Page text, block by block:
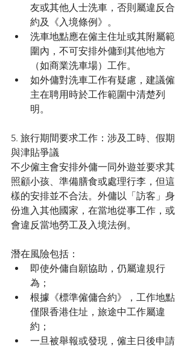
友或其他人士洗車，否則屬違反合
約及《入境條例》。
洗車地點應在僱主住址或其附屬範
圍內，不可安排外傭到其他地方
（如商業洗車場）工作。
如外傭對洗車工作有疑慮，建議僱
主在聘用時於工作範圍中清楚列
明。
5. 旅行期間要求工作：涉及工時、假期
與津貼爭議
不少僱主會安排外傭一同外遊並要求其
照顧小孩、準備膳食或處理行李，但這
樣的安排並不合法。外傭以「訪客」身
份進入其他國家，在當地從事工作，或
會違反當地勞工及入境法例。
潛在風險包括：
即使外傭自願協助，仍屬違規行
為；
根據《標準僱傭合約》，工作地點
僅限香港住址，旅途中工作屬違
約；
一旦被舉報或發現，僱主日後申請